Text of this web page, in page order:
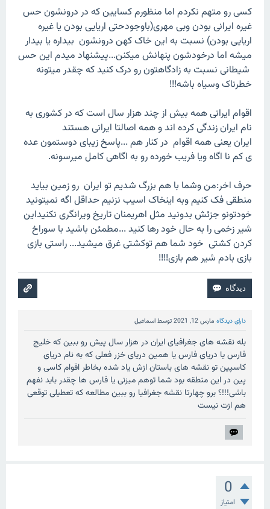
کسی رو متهم نکردم اما منظورم کسایین که در درونشون حس
غیره ایرانی بودن وبی مهری(باوجودحتی اریایی بودن یا غیره
اریایی بودن) نسبت به این خاک کهن درونشون بیداره یا بیدار
میشه اما درخودشون پنهانش میکنن...پیشنهاد میدم این حس
شیطانی نسبت به زادگاهتون رو درک کنید که چقدر میتونه
خطرناک وسیاه باشه!!!
اقوام ایرانی همه بیش از چند هزار سال است که در کشوری به
نام ایران زندگی کرده اند و همه اصالتا ایرانی هستند
ایران یعنی همه اقوام در کنار هم ...پاسخ زیبای دوستمون عده
ی کم نا اگاه ویا فریب خورده رو به اگاهی کامل میرسونه.
حرف اخر:من وشما با هم بزرگ شدیم تو ایران رو زمین بیاید
منطقی فک کنیم وبه اینخاک اسیب نزنیم حداقل اگه نمیتونید
خودتونو جزئش بدونید مثل اهریمنان تاریخ ویرانگری نکنیداین
شیر زخمی را به حال خود رها کنید ...مطمئن باشید با سوراخ
کردن کشتی خود شما هم توکشتی غرق میشید... راستی بازی
بازی بادم شیر هم بازی!!!!
دارای دیدگاه مارس 12, 2021 توسطاسماعیل
بله نقشه های جغرافیای ایران در هزار سال پیش رو ببین که خلیج
فارس یا دریای فارس یا همین دریای خزر فعلی که به نام دریای
کاسپین تو نقشه های باستان ازش یاد شده بخاطر اقوام کاسی و
پین در این منطقه بود شما توهم میزنی یا فارس ها چقدر باید نفهم
باشی!!!؟ برو چهارتا نقشه جغرافیا رو ببین مطالعه که تعطیلی توقعی
هم ازت نیست
0
امتیاز